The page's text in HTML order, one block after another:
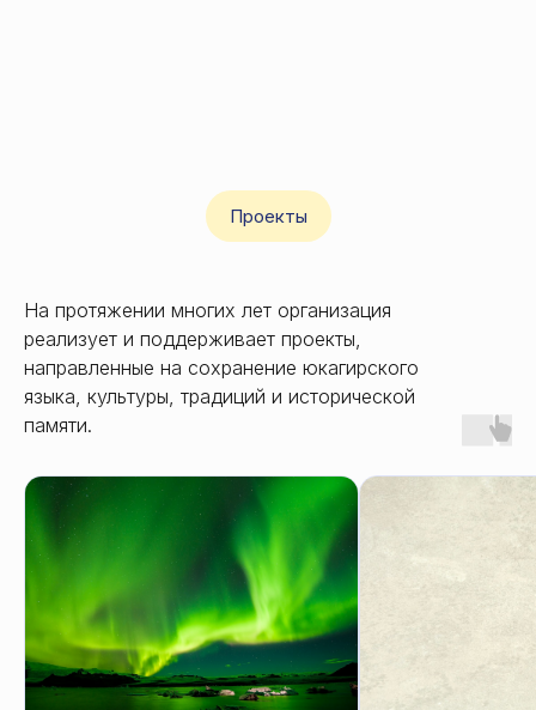
Проекты
На протяжении многих лет организация
реализует и поддерживает проекты,
направленные на сохранение юкагирского
языка, культуры, традиций и исторической
памяти.